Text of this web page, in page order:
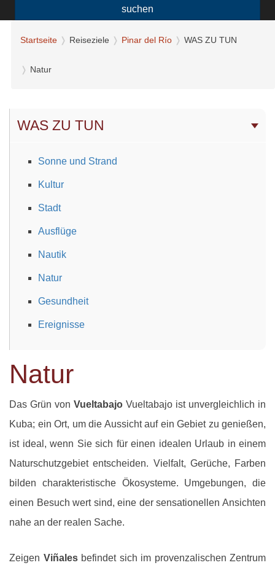
suchen
Startseite Reiseziele Pinar del Río WAS ZU TUN
Natur
WAS ZU TUN
Sonne und Strand
Kultur
Stadt
Ausflüge
Nautik
Natur
Gesundheit
Ereignisse
Natur
Das Grün von Vueltabajo Vueltabajo ist unvergleichlich in
Kuba; ein Ort, um die Aussicht auf ein Gebiet zu genießen,
ist ideal, wenn Sie sich für einen idealen Urlaub in einem
Naturschutzgebiet entscheiden. Vielfalt, Gerüche, Farben
bilden charakteristische Ökosysteme. Umgebungen, die
einen Besuch wert sind, eine der sensationellen Ansichten
nahe an der realen Sache.
Zeigen Viñales befindet sich im provenzalischen Zentrum